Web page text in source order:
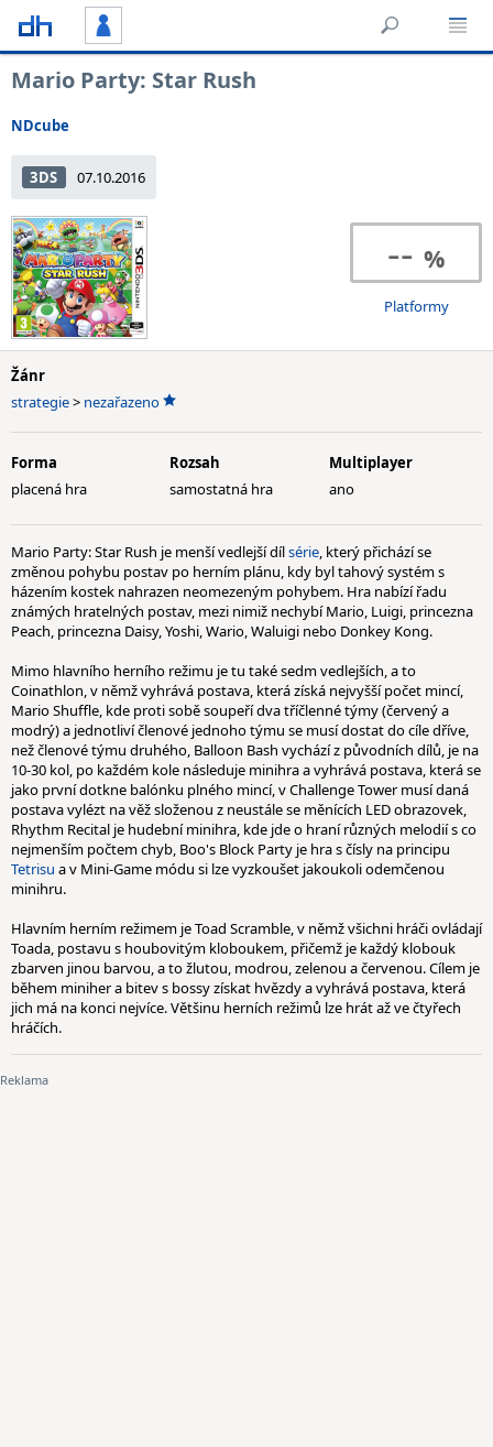
Mario Party: Star Rush
NDcube
3DS 07.10.2016
--
Platformy
Žánr
strategie> nezařazeno
Forma
placená hra
Rozsah
samostatná hra
Multiplayer
ano
Mario Party: Star Rush je menší vedlejší dílsérie, který přichází se
změnou pohybu postav po herním plánu, kdy byl tahový systém s
házením kostek nahrazen neomezeným pohybem. Hra nabízí řadu
známých hratelných postav, mezi nimiž nechybí Mario, Luigi, princezna
Peach, princezna Daisy, Yoshi, Wario, Waluigi nebo Donkey Kong.
Mimo hlavního herního režimu je tu také sedm vedlejších, a to
Coinathlon, v němž vyhrává postava, která získá nejvyšší počet mincí,
Mario Shuffle, kde proti sobě soupeří dva tříčlenné týmy (červený a
modrý) a jednotliví členové jednoho týmu se musí dostat do cíle dříve,
než členové týmu druhého, Balloon Bash vychází z původních dílů, je na
10-30 kol, po každém kole následuje minihra a vyhrává postava, která se
jako první dotkne balónku plného mincí, v Challenge Tower musí daná
postava vylézt na věž složenou z neustále se měnících LED obrazovek,
Rhythm Recital je hudební minihra, kde jde o hraní různých melodií s co
nejmenším počtem chyb, Boo's Block Party je hra s čísly na principu
Tetrisu a v Mini-Game módu si lze vyzkoušet jakoukoli odemčenou
minihru.
Hlavním herním režimem je Toad Scramble, v němž všichni hráči ovládají
Toada, postavu s houbovitým kloboukem, přičemž je každý klobouk
zbarven jinou barvou, a to žlutou, modrou, zelenou a červenou. Cílem je
během miniher a bitev s bossy získat hvězdy a vyhrává postava, která
jich má na konci nejvíce. Většinu herních režimů lze hrát až ve čtyřech
hráčích.